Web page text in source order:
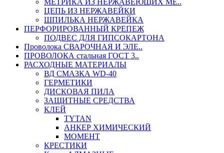
МЕТРИКА ИЗ НЕРЖАВЕЮЩИХ МЕ..
ЦЕПЬ ИЗ НЕРЖАВЕЙКИ
ШПИЛЬКА НЕРЖАВЕЙКА
ПЕРФОРИРОВАННЫЙ КРЕПЕЖ
ПОДВЕС ДЛЯ ГИПСОКАРТОНА
Проволока СВАРОЧНАЯ И ЭЛЕ..
ПРОВОЛОКА стальная ГОСТ 3..
РАСХОДНЫЕ МАТЕРИАЛЫ
ВД СМАЗКА WD-40
ГЕРМЕТИКИ
ДИСКОВАЯ ПИЛА
ЗАЩИТНЫЕ СРЕДСТВА
КЛЕЙ
TYTAN
АНКЕР ХИМИЧЕСКИЙ
МОМЕНТ
КРЕСТИКИ